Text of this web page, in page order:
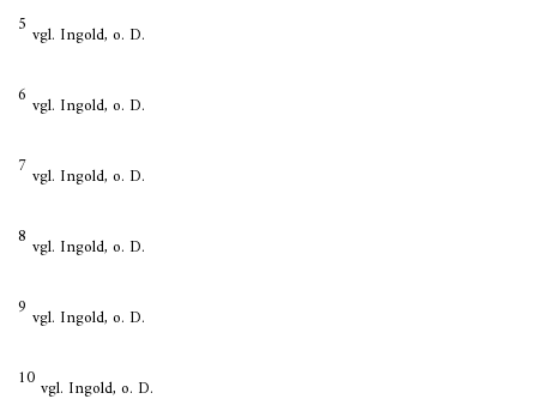
5 vgl. Ingold, o. D.
6 vgl. Ingold, o. D.
7 vgl. Ingold, o. D.
8 vgl. Ingold, o. D.
9 vgl. Ingold, o. D.
10 vgl. Ingold, o. D.